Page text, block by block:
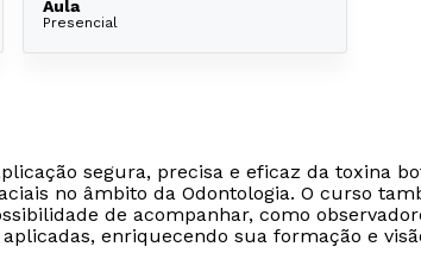
Aula
Presencial
segura, precisa e eficaz da toxina
no âmbito da Odontologia. O curso
de acompanhar, como
enriquecendo sua formação e